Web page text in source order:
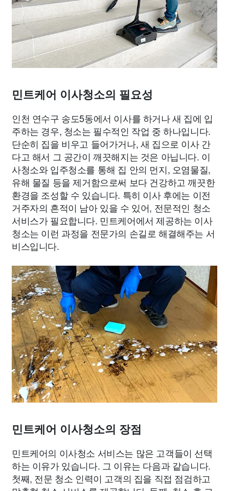
민트케어 이사청소의 필요성
인천 연수구 송도5동에서 이사를 하거나 새 집에 입
주하는 경우, 청소는 필수적인 작업 중 하나입니다.
단순히 집을 비우고 들어가거나, 새 집으로 이사 간
다고 해서 그 공간이 깨끗해지는 것은 아닙니다. 이
사청소와 입주청소를 통해 집 안의 먼지, 오염물질,
유해 물질 등을 제거함으로써 보다 건강하고 깨끗한
환경을 조성할 수 있습니다. 특히 이사 후에는 이전
거주자의 흔적이 남아 있을 수 있어, 전문적인 청소
서비스가 필요합니다. 민트케어에서 제공하는 이사
청소는 이런 과정을 전문가의 손길로 해결해주는 서
비스입니다.
민트케어 이사청소의 장점
민트케어의 이사청소 서비스는 많은 고객들이 선택
하는 이유가 있습니다. 그 이유는 다음과 같습니다.
첫째, 전문 청소 인력이 고객의 집을 직접 점검하고